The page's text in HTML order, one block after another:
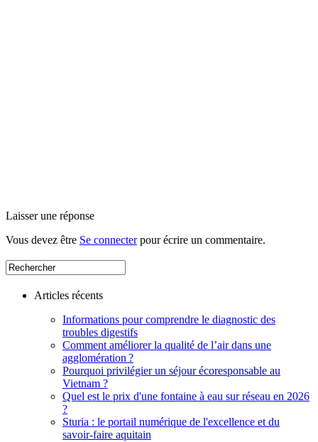
Laisser une réponse
Vous devez être Se connecterpour écrire un commentaire.
Articles récents
Informations pour comprendre le diagnostic des
troubles digestifs
Comment améliorer la qualité de l’air dans une
agglomération ?
Pourquoi privilégier un séjour écoresponsable au
Vietnam ?
Quel est le prix d'une fontaine à eau sur réseau en 2026
?
Sturia : le portail numérique de l'excellence et du
savoir-faire aquitain